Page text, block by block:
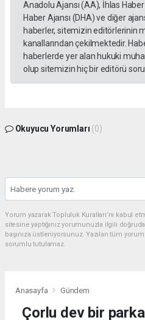
Anadolu Ajansı (AA), İhlas
Haber Ajansı (DHA) ve diğer
haberler, sitemizin editörlerinin
kanallarından çekilmektedir.
haberlerde yer alan hukuki
olup sitemizin hiç bir editörü
Okuyucu Yorumları (0)
Yorum yazarak Topluluk Kuralları’nı kabul
sitesine yaptığınız yorumunuzla ilgili
başınıza üstleniyorsunuz. Yazılan tüm
sorumlu tutulamaz.
Anasayfa Gündem
Çorlu dev bir